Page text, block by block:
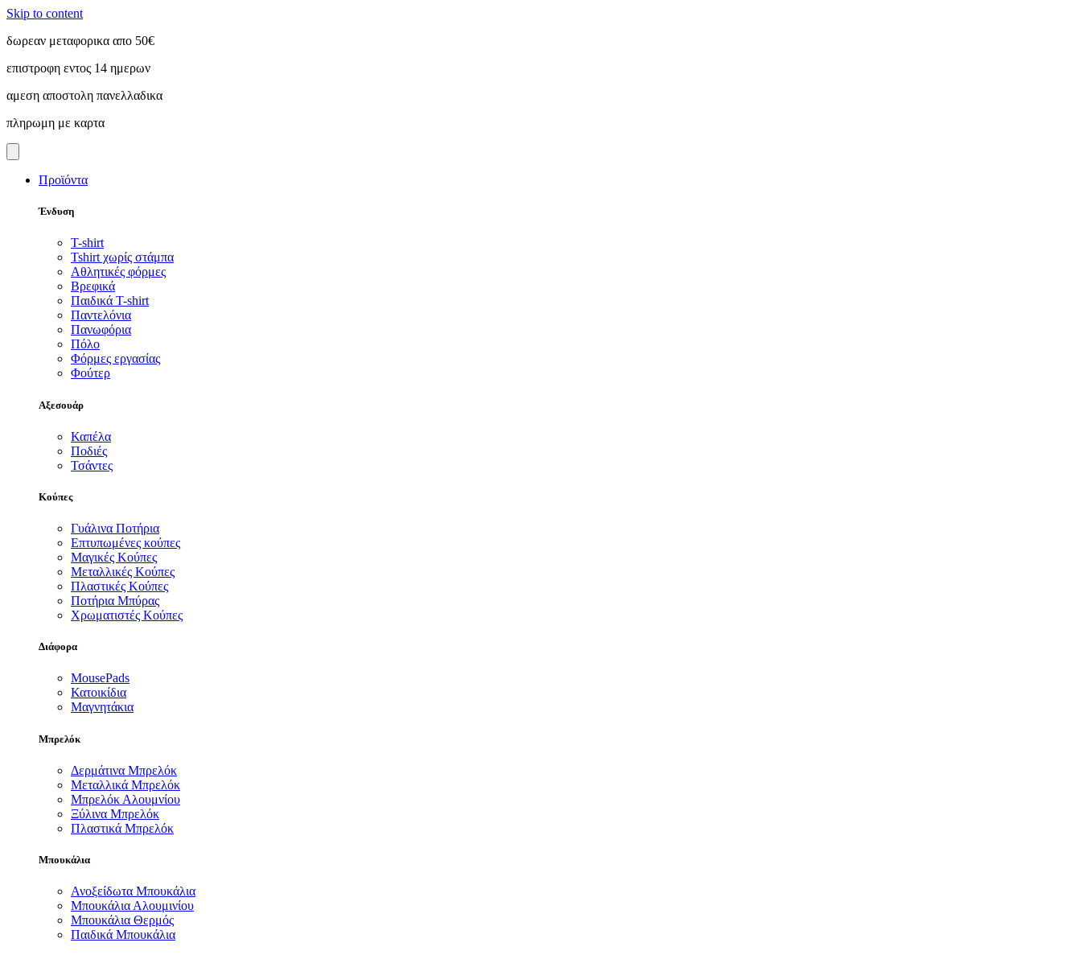
Skip to content
δωρεαν μεταφορικα απο 50€
επιστροφη εντος 14 ημερων
αμεση αποστολη πανελλαδικα
πληρωμη με καρτα
Προϊόντα
Ένδυση
T-shirt
Tshirt χωρίς στάμπα
Αθλητικές φόρμες
Βρεφικά
Παιδικά T-shirt
Παντελόνια
Πανωφόρια
Πόλο
Φόρμες εργασίας
Φούτερ
Αξεσουάρ
Καπέλα
Ποδιές
Τσάντες
Κούπες
Γυάλινα Ποτήρια
Επτυπωμένες κούπες
Μαγικές Κούπες
Μεταλλικές Κούπες
Πλαστικές Κούπες
Ποτήρια Μπύρας
Χρωματιστές Κούπες
Διάφορα
MousePads
Κατοικίδια
Μαγνητάκια
Μπρελόκ
Δερμάτινα Μπρελόκ
Μεταλλικά Μπρελόκ
Μπρελόκ Αλουμνίου
Ξύλινα Μπρελόκ
Πλαστικά Μπρελόκ
Μπουκάλια
Ανοξείδωτα Μπουκάλια
Μπουκάλια Αλουμινίου
Μπουκάλια Θερμός
Παιδικά Μπουκάλια